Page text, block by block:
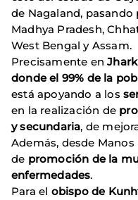
de Nagaland, pasando
Madhya Pradesh,
West Bengal y Assam.
Precisamente en
donde el 99% de la
está apoyando a los
en la realización de
y secundaria, de
Además, desde
de promoción de la
enfermedades.
Para el obispo de